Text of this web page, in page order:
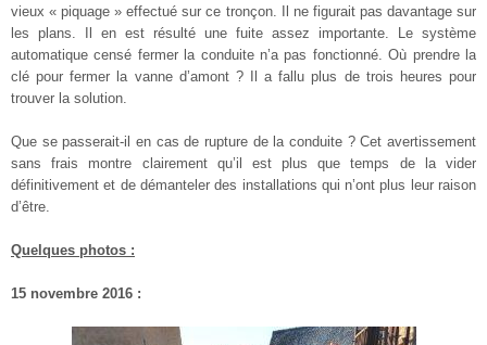
vieux « piquage » effectué sur ce tronçon. Il ne figurait pas davantage sur
les plans. Il en est résulté une fuite assez importante. Le système
automatique censé fermer la conduite n’a pas fonctionné. Où prendre la
clé pour fermer la vanne d’amont ? Il a fallu plus de trois heures pour
trouver la solution.
Que se passerait-il en cas de rupture de la conduite ? Cet avertissement
sans frais montre clairement qu’il est plus que temps de la vider
définitivement et de démanteler des installations qui n’ont plus leur raison
d’être.
Quelques photos :
15 novembre 2016 :